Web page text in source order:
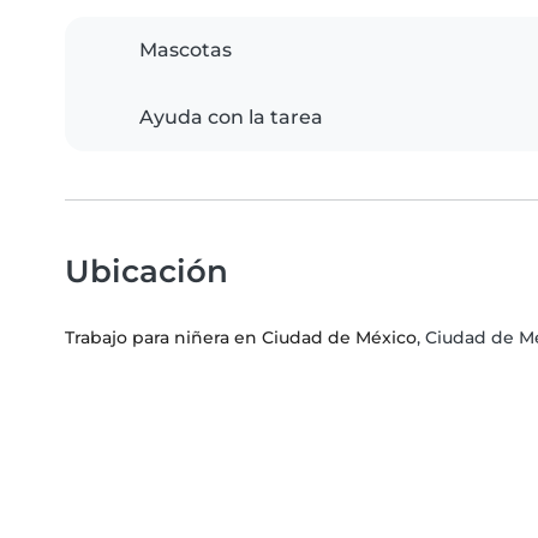
Mascotas
Ayuda con la tarea
Ubicación
Trabajo para niñera en Ciudad de México, Ciudad de